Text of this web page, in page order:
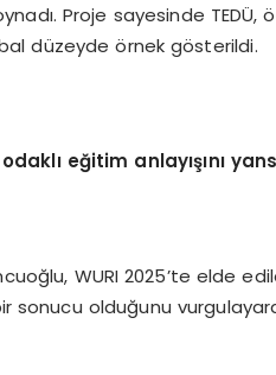
Proje sayesinde
düzeyde örnek gösterildi.
eğitim anlayışını
WURI 2025’te elde
sonucu olduğunu